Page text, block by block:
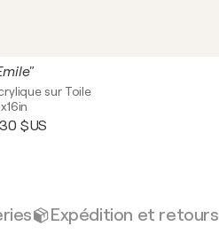
sur Toile
$US
Expédition et retours